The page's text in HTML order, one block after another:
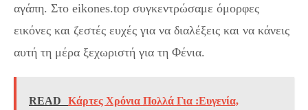
αγάπη. Στο eikones.top συγκεντρώσαμε όμορφες
εικόνες και ζεστές ευχές για να διαλέξεις και να κάνεις
αυτή τη μέρα ξεχωριστή για τη Φένια.
READ
Κάρτες Χρόνια Πολλά Για :Ευγενία,